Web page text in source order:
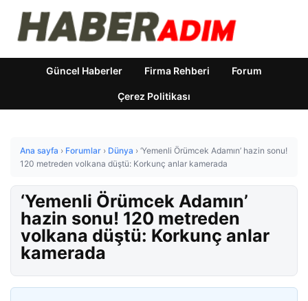
Güncel Haberler Firma Rehberi Forum
Çerez Politikası
Ana sayfa › Forumlar › Dünya › ‘Yemenli Örümcek Adamın’ hazin sonu!
120 metreden volkana düştü: Korkunç anlar kamerada
‘Yemenli Örümcek Adamın’
hazin sonu! 120 metreden
volkana düştü: Korkunç anlar
kamerada